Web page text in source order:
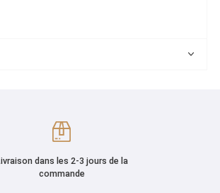
dans les 2-3 jours de la
commande